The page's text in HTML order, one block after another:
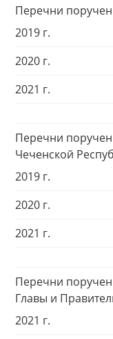
Перечни
2019 г.
2020 г.
2021 г.
Перечни
Чеченской
2019 г.
2020 г.
2021 г.
Перечни
Главы и
2021 г.